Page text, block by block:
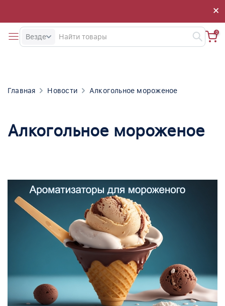
×
×
Везде
0
Главная Новости Алкогольное мороженое
Алкогольное мороженое